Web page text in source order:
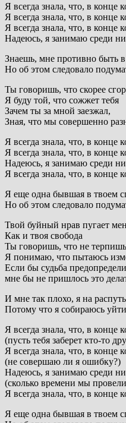
Я всегда знала, что, в конце
Я всегда знала, что, в конце
Я всегда знала, что, в конце
Надеюсь, я занимаю среди
Знаешь, мне противно быть
Но об этом следовало
Ты говоришь, что скорее
Я буду той, что сожжет тебя
Зачем ты за мной заезжал,
Зная, что мы совершенно
Я всегда знала, что, в конце
Я всегда знала, что, в конце
Надеюсь, я занимаю среди
Я всегда знала, что, в конце
Я еще одна бывшая в твоем
Но об этом следовало
Твой буйный нрав пугает
Как и твоя свобода
Ты говоришь, что не
Я понимаю, что пытаюсь
Если бы судьба
мне бы не пришлось это
И мне так плохо, я на
Потому что я собираюсь
Я всегда знала, что, в конце
(пусть тебя заберет кто-то
Я всегда знала, что, в конце
(не совершаю ли я ошибку?)
Надеюсь, я занимаю среди
(сколько времени мы
Я всегда знала, что, в конце
Я еще одна бывшая в твоем